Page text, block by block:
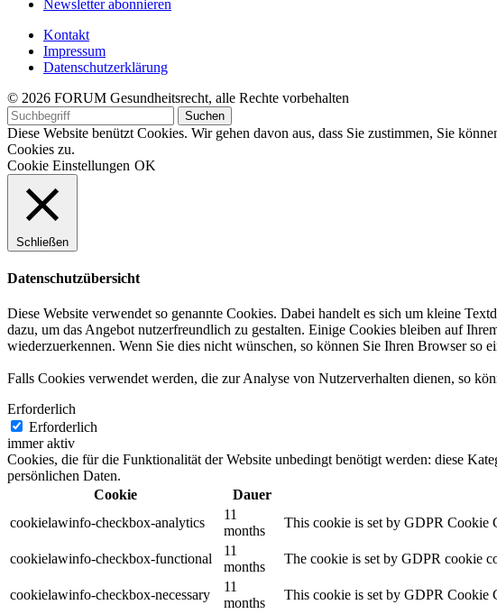
Newsletter abonnieren
Kontakt
Impressum
Datenschutzerklärung
© 2026 FORUM Gesundheitsrecht, alle Rechte vorbehalten
Diese Website benützt Cookies. Wir gehen davon aus, dass Sie zustimmen, Sie
Cookies zu.
Cookie Einstellungen OK
Schließen
Datenschutzübersicht
Diese Website verwendet so genannte Cookies. Dabei handelt es sich um kleine
dazu, um das Angebot nutzerfreundlich zu gestalten. Einige Cookies bleiben auf
wiederzuerkennen. Wenn Sie dies nicht wünschen, so können Sie Ihren Browser so
Falls Cookies verwendet werden, die zur Analyse von Nutzerverhalten dienen, so
Erforderlich
Erforderlich
immer aktiv
Cookies, die für die Funktionalität der Website unbedingt benötigt werden: diese
persönlichen Daten.
Cookie
Dauer
cookielawinfo-checkbox-analytics
11
months
This cookie is set by GDPR Cookie
cookielawinfo-checkbox-functional
11
months
The cookie is set by GDPR cookie
cookielawinfo-checkbox-necessary
11
months
This cookie is set by GDPR Cookie